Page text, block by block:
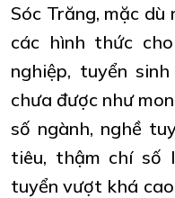
Sóc Trăng, mặc
các hình thức
nghiệp, tuyển
chưa được như
số ngành, nghề
tiêu, thậm chí số
tuyển vượt khá